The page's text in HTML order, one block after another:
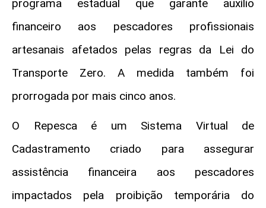
programa estadual que garante auxílio
financeiro aos pescadores profissionais
artesanais afetados pelas regras da Lei do
Transporte Zero. A medida também foi
prorrogada por mais cinco anos.
O Repesca é um Sistema Virtual de
Cadastramento criado para assegurar
assistência financeira aos pescadores
impactados pela proibição temporária do